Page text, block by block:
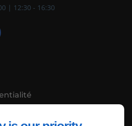
| 12:30 - 16:30